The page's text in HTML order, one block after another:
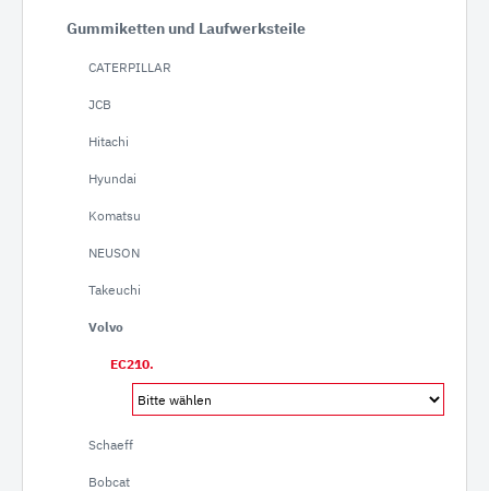
Gummiketten und Laufwerksteile
CATERPILLAR
JCB
Hitachi
Hyundai
Komatsu
NEUSON
Takeuchi
Volvo
EC210.
Schaeff
Bobcat